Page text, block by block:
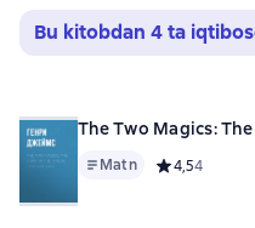
Bu kitobdan 4 ta
The Two Magics:
Matn Средний
4,54